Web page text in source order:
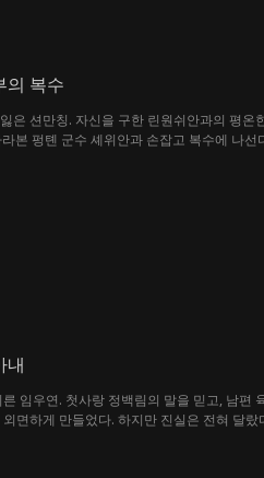
의 복수
은 션만칭. 자신을 구한 린원쉬안과의 평
본 펑톈 군수 셰위안과 손잡고 복수에 나
내
임우연. 첫사랑 정백림의 말을 믿고, 남
면하게 만들었다. 하지만 진실은 전혀 달